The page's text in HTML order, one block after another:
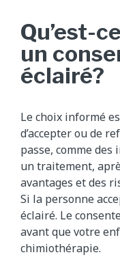
Qu’est-
un
éclairé?
Le choix informé
d’accepter ou de
passe, comme
un traitement,
avantages et des
Si la personne
éclairé. Le
avant que votre
chimiothérapie.